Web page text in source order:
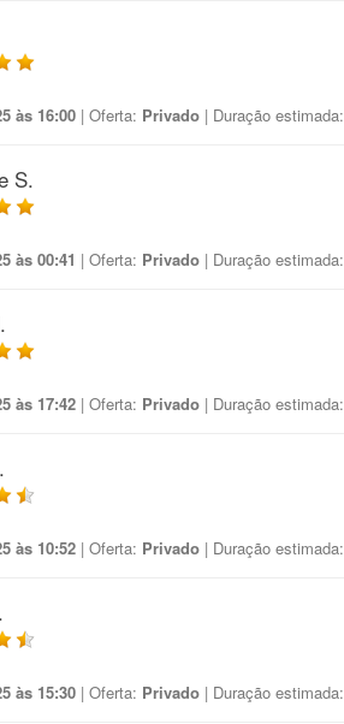
às 16:00 | Oferta: Privado | Duração estimada:
S.
às 00:41 | Oferta: Privado | Duração estimada:
às 17:42 | Oferta: Privado | Duração estimada:
às 10:52 | Oferta: Privado | Duração estimada:
às 15:30 | Oferta: Privado | Duração estimada: